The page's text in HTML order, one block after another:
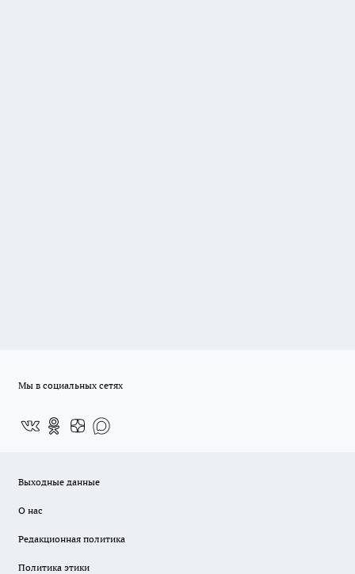
Мы в социальных сетях
Выходные данные
О нас
Редакционная политика
Политика этики